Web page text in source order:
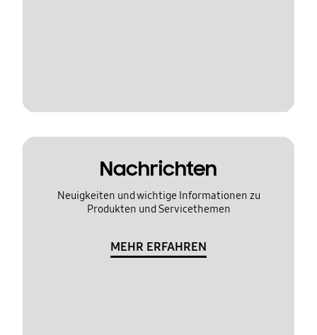
Nachrichten
Neuigkeiten und wichtige Informationen zu
Produkten und Servicethemen
MEHR ERFAHREN